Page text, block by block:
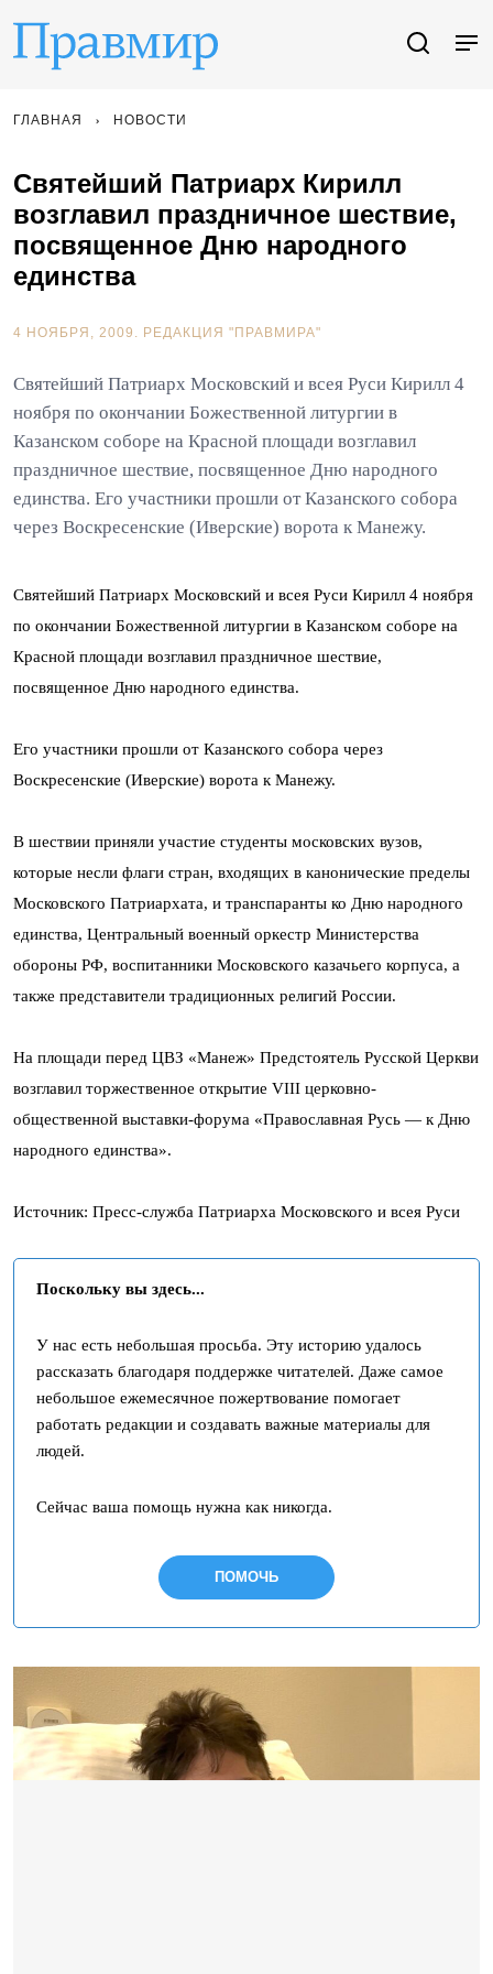
ГЛАВНАЯ НОВОСТИ
Святейший Патриарх Кирилл
возглавил праздничное шествие,
посвященное Дню народного
единства
4 НОЯБРЯ, 2009. РЕДАКЦИЯ "ПРАВМИРА"
Святейший Патриарх Московский и всея Руси Кирилл 4
ноября по окончании Божественной литургии в
Казанском соборе на Красной площади возглавил
праздничное шествие, посвященное Дню народного
единства. Его участники прошли от Казанского собора
через Воскресенские (Иверские) ворота к Манежу.
Святейший Патриарх Московский и всея Руси Кирилл 4 ноября
по окончании Божественной литургии в Казанском соборе на
Красной площади возглавил праздничное шествие,
посвященное Дню народного единства.
Его участники прошли от Казанского собора через
Воскресенские (Иверские) ворота к Манежу.
В шествии приняли участие студенты московских вузов,
которые несли флаги стран, входящих в канонические пределы
Московского Патриархата, и транспаранты ко Дню народного
единства, Центральный военный оркестр Министерства
обороны РФ, воспитанники Московского казачьего корпуса, а
также представители традиционных религий России.
На площади перед ЦВЗ «Манеж» Предстоятель Русской Церкви
возглавил торжественное открытие VIII церковно-
общественной выставки-форума «Православная Русь — к Дню
народного единства».
Источник: Пресс-служба Патриарха Московского и всея Руси
Поскольку вы здесь...
У нас есть небольшая просьба. Эту историю удалось
рассказать благодаря поддержке читателей. Даже самое
небольшое ежемесячное пожертвование помогает
работать редакции и создавать важные материалы для
людей.
Сейчас ваша помощь нужна как никогда.
ПОМОЧЬ